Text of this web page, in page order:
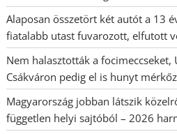
Alaposan összetört két autót a 13
fiatalabb utast fuvarozott, elfutott
Nem halasztották a focimeccseket,
Csákváron pedig el is hunyt
Magyarország jobban látszik
független helyi sajtóból – 2026